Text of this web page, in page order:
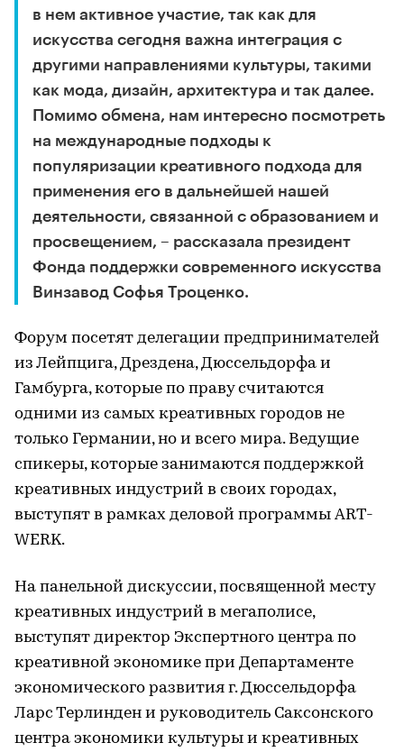
в нем активное участие, так как для
искусства сегодня важна интеграция с
другими направлениями культуры, такими
как мода, дизайн, архитектура и так далее.
Помимо обмена, нам интересно посмотреть
на международные подходы к
популяризации креативного подхода для
применения его в дальнейшей нашей
деятельности, связанной с образованием и
просвещением, – рассказала президент
Фонда поддержки современного искусства
Винзавод Софья Троценко.
Форум посетят делегации предпринимателей
из Лейпцига, Дрездена, Дюссельдорфа и
Гамбурга, которые по праву считаются
одними из самых креативных городов не
только Германии, но и всего мира. Ведущие
спикеры, которые занимаются поддержкой
креативных индустрий в своих городах,
выступят в рамках деловой программы ART-
WERK.
На панельной дискуссии, посвященной месту
креативных индустрий в мегаполисе,
выступят директор Экспертного центра по
креативной экономике при Департаменте
экономического развития г. Дюссельдорфа
Ларс Терлинден и руководитель Саксонского
центра экономики культуры и креативных